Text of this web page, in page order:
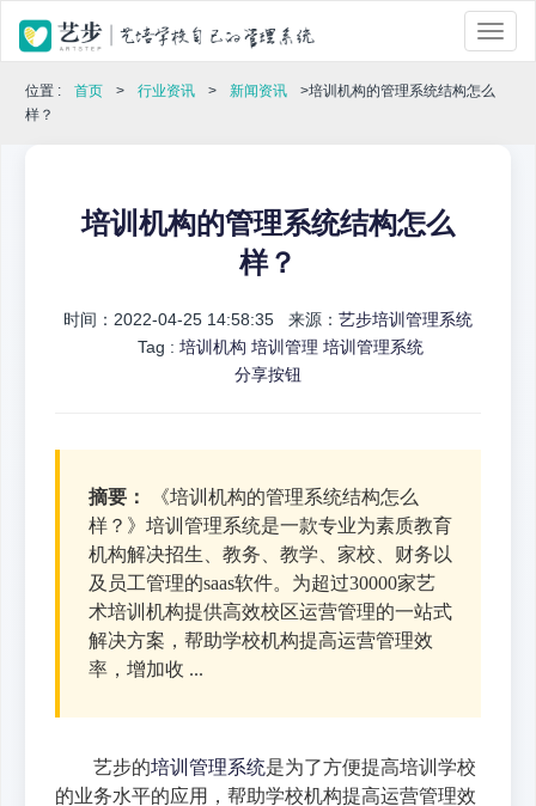
位置 : 首页 > 行业资讯 > 新闻资讯
>培训机构的管理系统结构怎么
样？
培训机构的管理系统结构怎么
样？
时间：2022-04-25 14:58:35 来源： 艺步培训管理系统
Tag : 培训机构 培训管理 培训管理系统
分享按钮
摘要：
《培训机构的管理系统结构怎么
样？》培训管理系统是一款专业为素质教育
机构解决招生、教务、教学、家校、财务以
及员工管理的saas软件。为超过30000家艺
术培训机构提供高效校区运营管理的一站式
解决方案，帮助学校机构提高运营管理效
率，增加收 ...
艺步的培训管理系统是为了方便提高培训学校
的业务水平的应用，帮助学校机构提高运营管理效